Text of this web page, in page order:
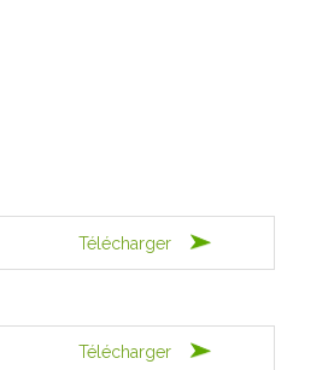
Télécharger
Télécharger